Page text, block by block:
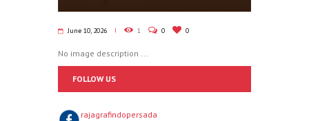
June 10, 2026 1 0 0
No image description ...
FOLLOW US
rajagrafindopersada